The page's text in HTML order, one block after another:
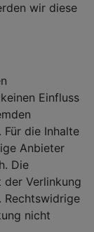
wir diese
Einfluss
Für die Inhalte
Anbieter
Die
Verlinkung
Rechtswidrige
nicht